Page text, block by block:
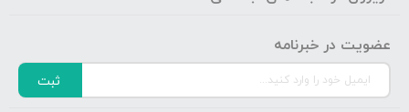
عضویت در خبرنامه
ثبت